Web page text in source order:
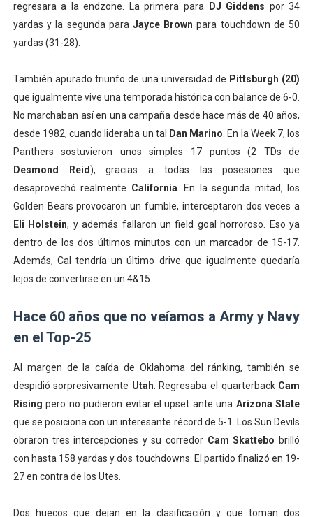
regresara a la endzone. La primera para
DJ Giddens por 34
yardas y la segunda para Jayce Brown para touchdown de 50
yardas (31-28).
También apurado triunfo de una universidad de Pittsburgh (20)
que igualmente vive una temporada histórica con balance de 6-0.
No marchaban así en una campaña desde hace más de 40 años,
desde 1982, cuando lideraba un tal
Dan Marino . En la Week 7, los
Panthers sostuvieron unos simples 17 puntos (2 TDs de
Desmond Reid), gracias a todas las posesiones que
desaprovechó realmente California . En la segunda mitad, los
Golden Bears provocaron un fumble, interceptaron dos veces a
Eli Holstein, y además fallaron un field goal horroroso. Eso ya
dentro de los dos últimos minutos con un marcador de 15-17.
Además, Cal tendría un último drive que igualmente quedaría
lejos de convertirse en un 4&15.
Hace 60 años que no veíamos a Army y Navy
en el Top-25
Al margen de la caída de Oklahoma del ránking, también se
despidió sorpresivamente Utah . Regresaba el quarterback Cam
Rising pero no pudieron evitar el upset ante una Arizona State
que se posiciona con un interesante récord de 5-1. Los Sun Devils
obraron tres intercepciones y su corredor Cam Skattebo brilló
con hasta 158 yardas y dos touchdowns. El partido finalizó en 19-
27 en contra de los Utes.
Dos huecos que dejan en la clasificación y que toman dos